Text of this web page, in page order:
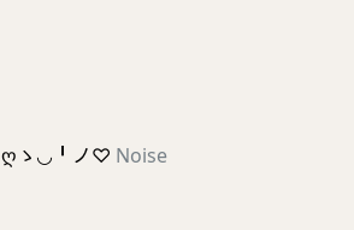
ღゝ◡╹ノ♡ Noise